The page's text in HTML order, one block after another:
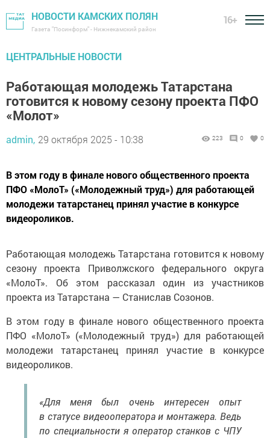
НОВОСТИ КАМСКИХ ПОЛЯН
Газета "Посинформ" - Нижнекамский район
16+
ЦЕНТРАЛЬНЫЕ НОВОСТИ
Работающая молодежь Татарстана
готовится к новому сезону проекта ПФО
«Молот»
admin, 29 октября 2025 - 10:38 223 0 0
В этом году в финале нового общественного проекта
ПФО «МолоТ» («Молодежный труд») для работающей
молодежи татарстанец принял участие в конкурсе
видеороликов.
Работающая молодежь Татарстана готовится к новому
сезону проекта Приволжского федерального округа
«МолоТ». Об этом рассказал один из участников
проекта из Татарстана — Станислав Созонов.
В этом году в финале нового общественного проекта
ПФО «МолоТ» («Молодежный труд») для работающей
молодежи татарстанец принял участие в конкурсе
видеороликов.
«Для меня был очень интересен опыт
в статусе видеооператора и монтажера. Ведь
по специальности я оператор станков с ЧПУ